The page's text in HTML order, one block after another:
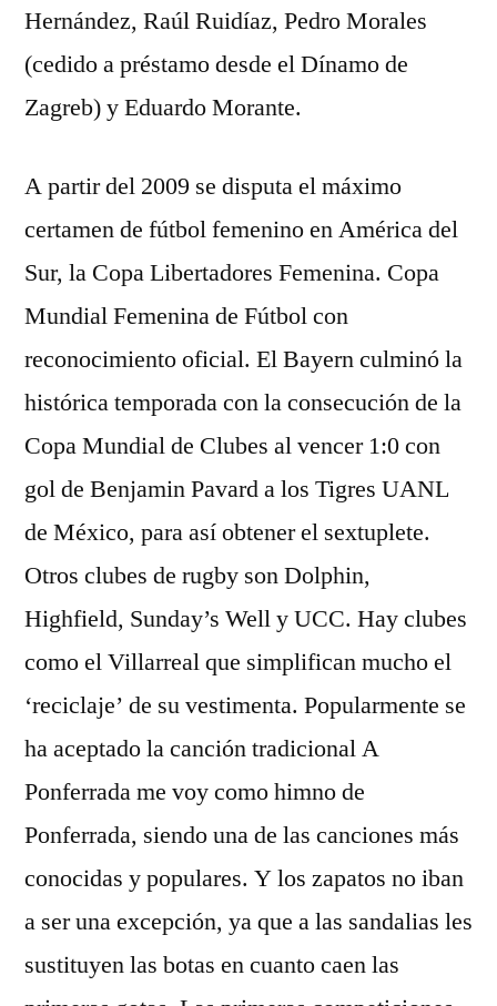
Hernández, Raúl Ruidíaz, Pedro Morales
(cedido a préstamo desde el Dínamo de
Zagreb) y Eduardo Morante.
A partir del 2009 se disputa el máximo
certamen de fútbol femenino en América del
Sur, la Copa Libertadores Femenina. Copa
Mundial Femenina de Fútbol con
reconocimiento oficial. El Bayern culminó la
histórica temporada con la consecución de la
Copa Mundial de Clubes al vencer 1:0 con
gol de Benjamin Pavard a los Tigres UANL
de México, para así obtener el sextuplete.
Otros clubes de rugby son Dolphin,
Highfield, Sunday’s Well y UCC. Hay clubes
como el Villarreal que simplifican mucho el
‘reciclaje’ de su vestimenta. Popularmente se
ha aceptado la canción tradicional A
Ponferrada me voy como himno de
Ponferrada, siendo una de las canciones más
conocidas y populares. Y los zapatos no iban
a ser una excepción, ya que a las sandalias les
sustituyen las botas en cuanto caen las